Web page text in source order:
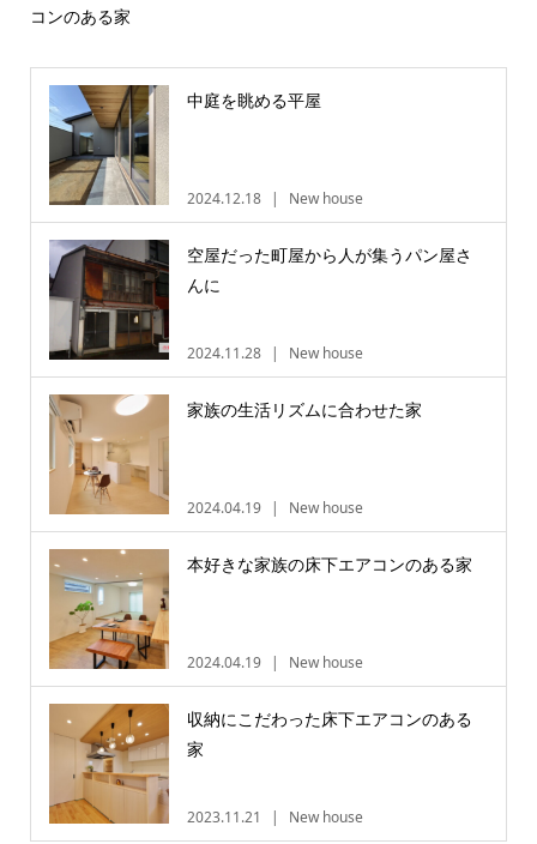
コンのある家
中庭を眺める平屋
2024.12.18 New house
空屋だった町屋から人が集うパン屋さ
んに
2024.11.28 New house
家族の生活リズムに合わせた家
2024.04.19 New house
本好きな家族の床下エアコンのある家
2024.04.19 New house
収納にこだわった床下エアコンのある
家
2023.11.21 New house